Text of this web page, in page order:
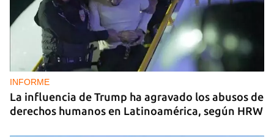
INFORME
La influencia de Trump ha agravado los abusos de
derechos humanos en Latinoamérica, según HRW